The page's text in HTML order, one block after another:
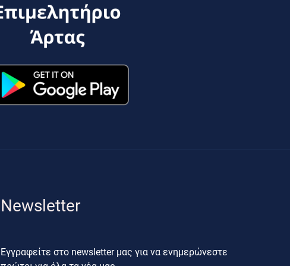
Newsletter
Εγγραφείτε στο newsletter μας για να ενημερώνεστε